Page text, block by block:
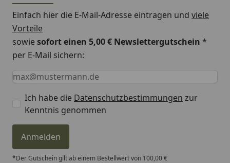
Einfach hier die E-Mail-Adresse eintragen und viele
Vorteile
sowiesofort einen 5,00 € Newslettergutschein *
per E-Mail sichern:
Keine Eingabe erforderlich
Eingabe erforderlich
E-Mail *
Ich habe die Datenschutzbestimmungen zur
Kenntnis genommen
Anmelden
*Der Gutschein gilt ab einem Bestellwert von 100,00 €